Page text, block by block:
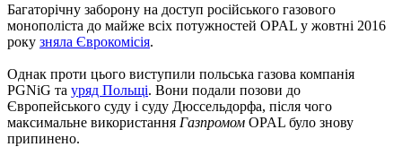
Багаторічну заборону на доступ російського газового
монополіста до майже всіх потужностей OPAL у жовтні 2016
року зняла Єврокомісія.
Однак проти цього виступили польська газова компанія
PGNiG та уряд Польщі. Вони подали позови до
Європейського суду і суду Дюссельдорфа, після чого
максимальне використання Газпромом OPAL було знову
припинено.